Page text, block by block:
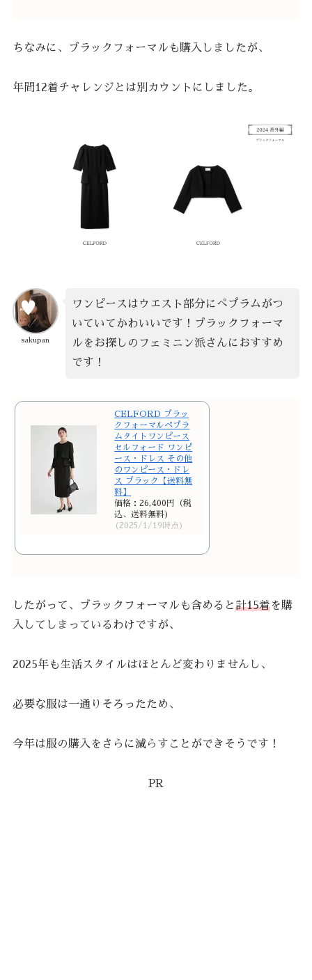
ちなみに、ブラックフォーマルも購入しましたが、
年間12着チャレンジとは別カウントにしました。
sakupan
ワンピースはウエスト部分にぺプラムがつ
いていてかわいいです！ブラックフォーマ
ルをお探しのフェミニン派さんにおすすめ
です！
CELFORD ブラッ
クフォーマルペプラ
ムタイトワンピース
セルフォード ワンピ
ース・ドレス その他
のワンピース・ドレ
ス ブラック【送料無
料】
価格：26,400円（税
込、送料無料)
(2025/1/19時点)
したがって、ブラックフォーマルも含めると計15着を購
入してしまっているわけですが、
2025年も生活スタイルはほとんど変わりませんし、
必要な服は一通りそろったため、
今年は服の購入をさらに減らすことができそうです！
PR